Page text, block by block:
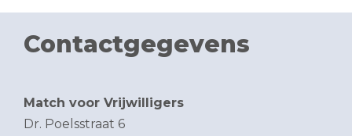
Contactgegevens
Match voor Vrijwilligers
Dr. Poelsstraat 6